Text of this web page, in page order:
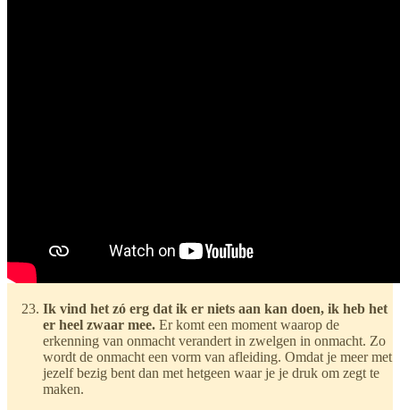
Ik vind het zó erg dat ik er niets aan kan doen, ik heb het
er heel zwaar mee. Er komt een moment waarop de
erkenning van onmacht verandert in zwelgen in onmacht. Zo
wordt de onmacht een vorm van afleiding. Omdat je meer met
jezelf bezig bent dan met hetgeen waar je je druk om zegt te
maken.